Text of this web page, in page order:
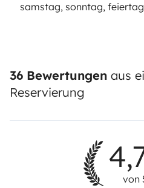
samstag, sonntag, feiertag
36 Bewertungen aus
Reservierung
von